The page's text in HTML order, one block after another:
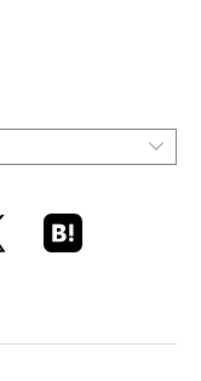
Hatena
Boo